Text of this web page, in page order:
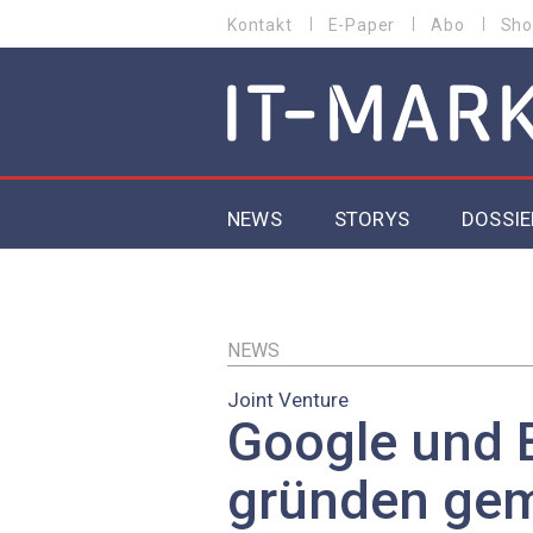
zum
MENU
Kontakt E-Paper Abo
MAIN NAVIGATION
NEWS STORYS
EU-
NEWS
Joint Venture
Google und
gründen